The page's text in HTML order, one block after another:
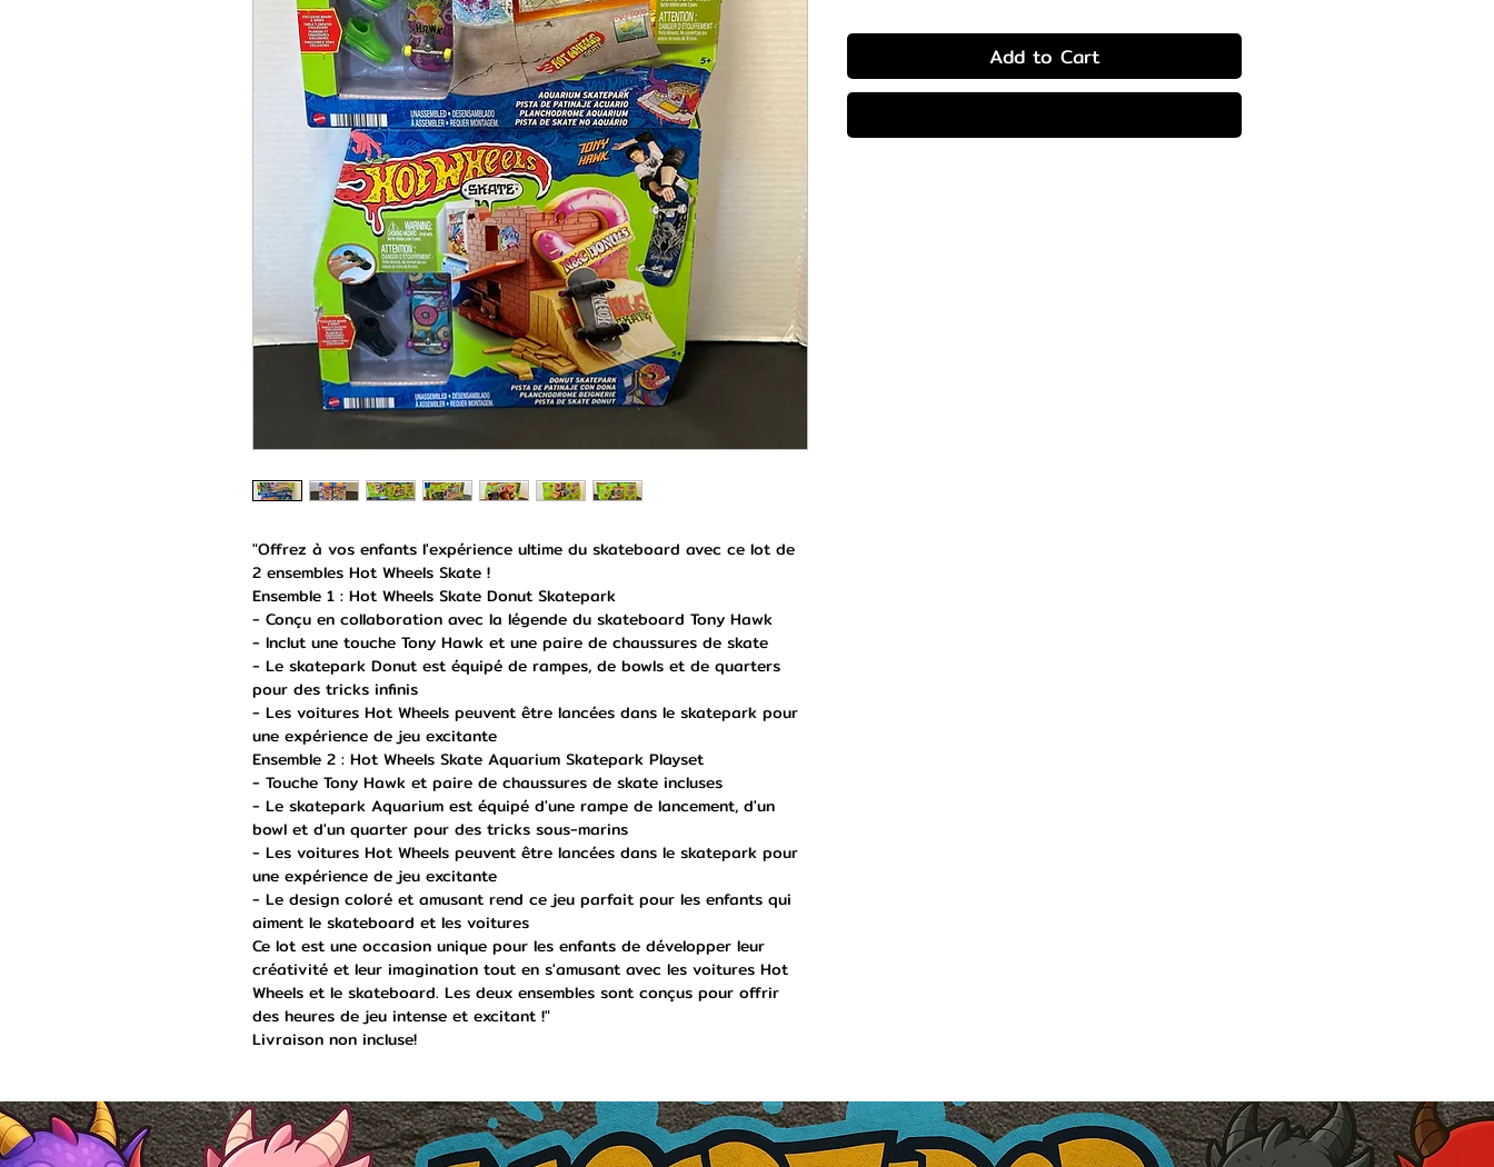
"Offrez à vos enfants l'expérience ultime du skateboard avec ce lot de
2 ensembles Hot Wheels Skate !
Ensemble 1 : Hot Wheels Skate Donut Skatepark
- Conçu en collaboration avec la légende du skateboard Tony Hawk
- Inclut une touche Tony Hawk et une paire de chaussures de skate
- Le skatepark Donut est équipé de rampes, de bowls et de quarters
pour des tricks infinis
- Les voitures Hot Wheels peuvent être lancées dans le skatepark pour
une expérience de jeu excitante
Ensemble 2 : Hot Wheels Skate Aquarium Skatepark Playset
- Touche Tony Hawk et paire de chaussures de skate incluses
- Le skatepark Aquarium est équipé d'une rampe de lancement, d'un
bowl et d'un quarter pour des tricks sous-marins
- Les voitures Hot Wheels peuvent être lancées dans le skatepark pour
une expérience de jeu excitante
- Le design coloré et amusant rend ce jeu parfait pour les enfants qui
aiment le skateboard et les voitures
Ce lot est une occasion unique pour les enfants de développer leur
créativité et leur imagination tout en s'amusant avec les voitures Hot
Wheels et le skateboard. Les deux ensembles sont conçus pour offrir
des heures de jeu intense et excitant !"
Livraison non incluse!
Add to Cart